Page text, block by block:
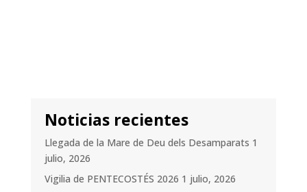
Noticias recientes
Llegada de la Mare de Deu dels Desamparats 1
julio, 2026
Vigilia de PENTECOSTÉS 2026 1 julio, 2026